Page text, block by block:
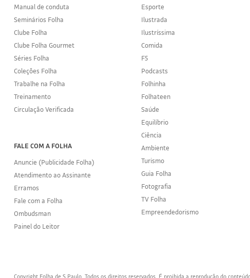
Manual de conduta
Seminários Folha
Clube Folha
Clube Folha Gourmet
Séries Folha
Coleções Folha
Trabalhe na Folha
Treinamento
Circulação Verificada
FALE COM A FOLHA
Anuncie (Publicidade Folha)
Atendimento ao Assinante
Erramos
Fale com a Folha
Ombudsman
Painel do Leitor
Esporte
Ilustrada
Ilustríssima
Comida
F5
Podcasts
Folhinha
Folhateen
Saúde
Equilíbrio
Ciência
Ambiente
Turismo
Guia Folha
Fotografia
TV Folha
Empreendedorismo